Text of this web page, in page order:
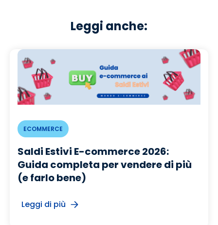
Leggi anche:
ECOMMERCE
Saldi Estivi E-commerce 2026:
Guida completa per vendere di più
(e farlo bene)
Leggi di più